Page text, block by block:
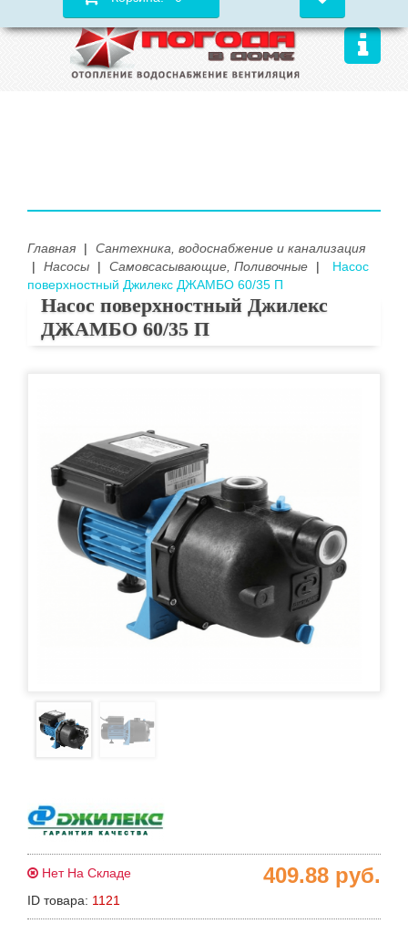
Главная |
Сантехника, водоснабжение и канализация
|
Насосы | Самовсасывающие, Поливочные |
Насос
поверхностный Джилекс ДЖАМБО 60/35 П
Насос поверхностный Джилекс
ДЖАМБО 60/35 П
Нет На Складе
ID товара: 1121
409.88 руб.